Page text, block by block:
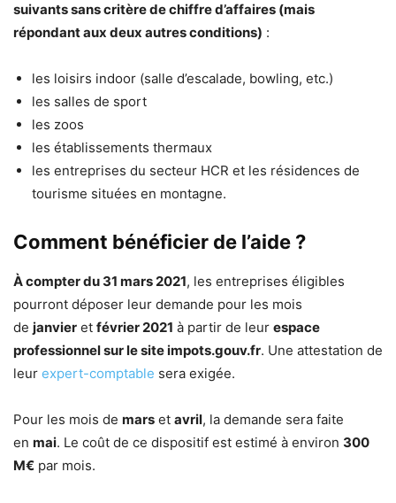
suivants sans critère de chiffre d’affaires (mais
répondant aux deux autres conditions) :
les loisirs indoor (salle d’escalade, bowling, etc.)
les salles de sport
les zoos
les établissements thermaux
les entreprises du secteur HCR et les résidences de
tourisme situées en montagne.
Comment bénéficier de l’aide ?
À compter du 31 mars 2021, les entreprises éligibles
pourront déposer leur demande pour les mois
de janvier et février 2021 à partir de leur espace
professionnel sur le site impots.gouv.fr. Une attestation de
leur expert-comptable sera exigée.
Pour les mois de mars et avril, la demande sera faite
en mai. Le coût de ce dispositif est estimé à environ 300
M€ par mois.